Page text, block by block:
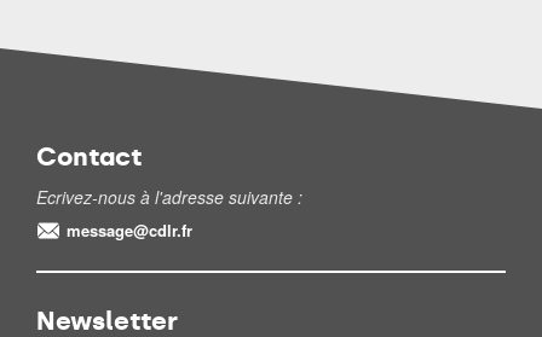
Contact
Ecrivez-nous à l'adresse suivante :
message@cdlr.fr
Newsletter